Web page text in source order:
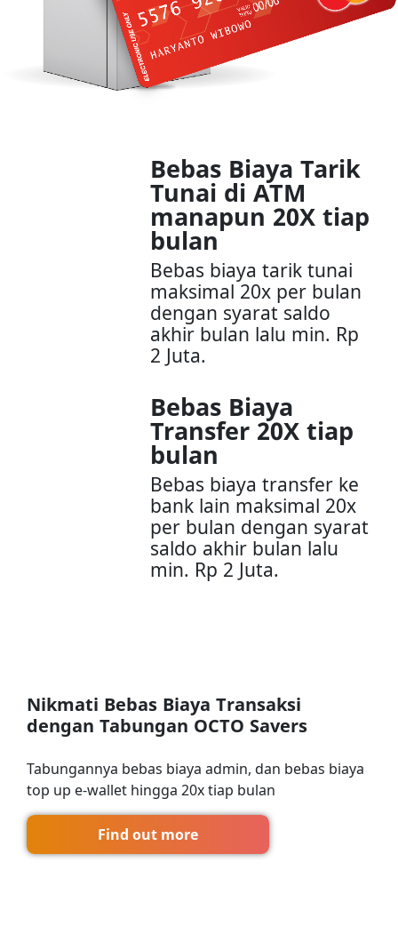
Bebas Biaya Tarik
Tunai di ATM
manapun 20X tiap
bulan
Bebas biaya tarik tunai
maksimal 20x per bulan
dengan syarat saldo
akhir bulan lalu min. Rp
2 Juta.
Bebas Biaya
Transfer 20X tiap
bulan
Bebas biaya transfer ke
bank lain maksimal 20x
per bulan dengan syarat
saldo akhir bulan lalu
min. Rp 2 Juta.
Nikmati Bebas Biaya Transaksi
dengan Tabungan OCTO Savers
Tabungannya bebas biaya admin, dan bebas biaya
top up e-wallet hingga 20x tiap bulan
Find out more